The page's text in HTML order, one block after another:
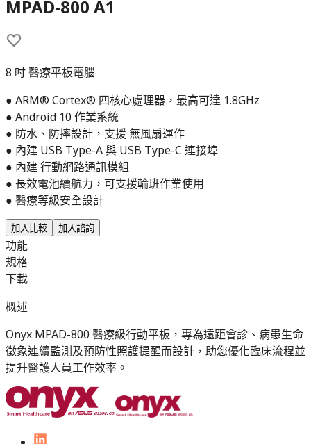
MPAD-800 A1
8 吋 醫療平板電腦
● ARM® Cortex® 四核心處理器，最高可達 1.8GHz
● Android 10 作業系統
● 防水、防摔設計，支援 無風扇運作
● 內建 USB Type-A 與 USB Type-C 連接埠
● 內建 行動網路通訊模組
● 長效電池續航力，可支援輪班作業使用
● 醫療等級安全設計
加入比較 加入諮詢
功能
規格
下載
概述
Onyx MPAD-800 醫療級行動平板，專為遠距會診、病患生命
徵象連續監測及預防性照護提醒而設計，助您優化臨床流程並
提升醫護人員工作效率。